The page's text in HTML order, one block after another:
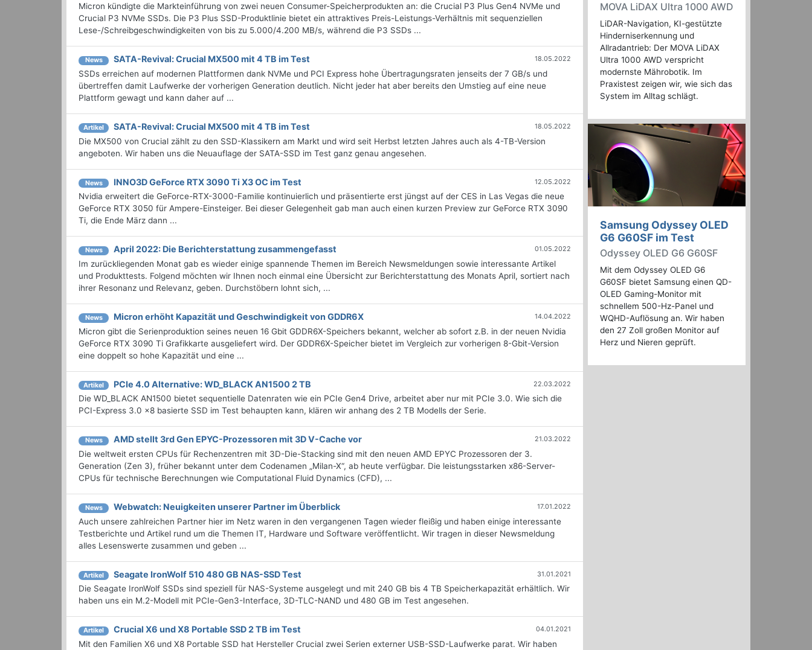
Micron kündigte die Markteinführung von zwei neuen Consumer-Speicherprodukten an: die Crucial P3 Plus Gen4 NVMe und
Crucial P3 NVMe SSDs. Die P3 Plus SSD-Produktlinie bietet ein attraktives Preis-Leistungs-Verhältnis mit sequenziellen
Lese-/Schreibgeschwindigkeiten von bis zu 5.000/4.200 MB/s, während die P3 SSDs ...
News SATA-Revival: Crucial MX500 mit 4 TB im Test 18.05.2022
SSDs erreichen auf modernen Plattformen dank NVMe und PCI Express hohe Übertragungsraten jenseits der 7 GB/s und
übertreffen damit Laufwerke der vorherigen Generation deutlich. Nicht jeder hat aber bereits den Umstieg auf eine neue
Plattform gewagt und kann daher auf ...
Artikel SATA-Revival: Crucial MX500 mit 4 TB im Test 18.05.2022
Die MX500 von Crucial zählt zu den SSD-Klassikern am Markt und wird seit Herbst letzten Jahres auch als 4-TB-Version
angeboten. Wir haben uns die Neuauflage der SATA-SSD im Test ganz genau angesehen.
News INNO3D GeForce RTX 3090 Ti X3 OC im Test 12.05.2022
Nvidia erweitert die GeForce-RTX-3000-Familie kontinuierlich und präsentierte erst jüngst auf der CES in Las Vegas die neue
GeForce RTX 3050 für Ampere-Einsteiger. Bei dieser Gelegenheit gab man auch einen kurzen Preview zur GeForce RTX 3090
Ti, die Ende März dann ...
News April 2022: Die Bericht­erstattung zusammengefasst 01.05.2022
Im zurückliegenden Monat gab es wieder einige spannende Themen im Bereich Newsmeldungen sowie interessante Artikel
und Produkttests. Folgend möchten wir Ihnen noch einmal eine Übersicht zur Berichterstattung des Monats April, sortiert nach
ihrer Resonanz und Relevanz, geben. Durchstöbern lohnt sich, ...
News Micron erhöht Kapazität und Geschwindigkeit von GDDR6X 14.04.2022
Micron gibt die Serienproduktion seines neuen 16 Gbit GDDR6X-Speichers bekannt, welcher ab sofort z.B. in der neuen Nvidia
GeForce RTX 3090 Ti Grafikkarte ausgeliefert wird. Der GDDR6X-Speicher bietet im Vergleich zur vorherigen 8-Gbit-Version
eine doppelt so hohe Kapazität und eine ...
Artikel PCIe 4.0 Alternative: WD_BLACK AN1500 2 TB 22.03.2022
Die WD_BLACK AN1500 bietet sequentielle Datenraten wie ein PCIe Gen4 Drive, arbeitet aber nur mit PCIe 3.0. Wie sich die
PCI-Express 3.0 x8 basierte SSD im Test behaupten kann, klären wir anhang des 2 TB Modells der Serie.
News AMD stellt 3rd Gen EPYC-Prozessoren mit 3D V-Cache vor 21.03.2022
Die weltweit ersten CPUs für Rechenzentren mit 3D-Die-Stacking sind mit den neuen AMD EPYC Prozessoren der 3.
Generation (Zen 3), früher bekannt unter dem Codenamen „Milan-X“, ab heute verfügbar. Die leistungsstarken x86-Server-
CPUs für technische Berechnungen wie Computational Fluid Dynamics (CFD), ...
News Webwatch: Neuigkeiten unserer Partner im Überblick 17.01.2022
Auch unsere zahlreichen Partner hier im Netz waren in den vergangenen Tagen wieder fleißig und haben einige interessante
Testberichte und Artikel rund um die Themen IT, Hardware und Software veröffentlicht. Wir tragen in dieser Newsmeldung
alles Lesenswerte zusammen und geben ...
Artikel Seagate IronWolf 510 480 GB NAS-SSD Test 31.01.2021
Die Seagate IronWolf SSDs sind speziell für NAS-Systeme ausgelegt und mit 240 GB bis 4 TB Speicherkapazität erhältlich. Wir
haben uns ein M.2-Modell mit PCIe-Gen3-Interface, 3D-TLC-NAND und 480 GB im Test angesehen.
Artikel Crucial X6 und X8 Portable SSD 2 TB im Test 04.01.2021
Mit den Familien X6 und X8 Portable SSD hat Hersteller Crucial zwei Serien externer USB-SSD-Laufwerke parat. Wir haben
MOVA LiDAX Ultra 1000 AWD
LiDAR-Navigation, KI-gestützte
Hinderniserkennung und
Allradantrieb: Der MOVA LiDAX
Ultra 1000 AWD verspricht
modernste Mährobotik. Im
Praxistest zeigen wir, wie sich das
System im Alltag schlägt.
Samsung Odyssey OLED
G6 G60SF im Test
Odyssey OLED G6 G60SF
Mit dem Odyssey OLED G6
G60SF bietet Samsung einen QD-
OLED Gaming-Monitor mit
schnellem 500-Hz-Panel und
WQHD-Auflösung an. Wir haben
den 27 Zoll großen Monitor auf
Herz und Nieren geprüft.